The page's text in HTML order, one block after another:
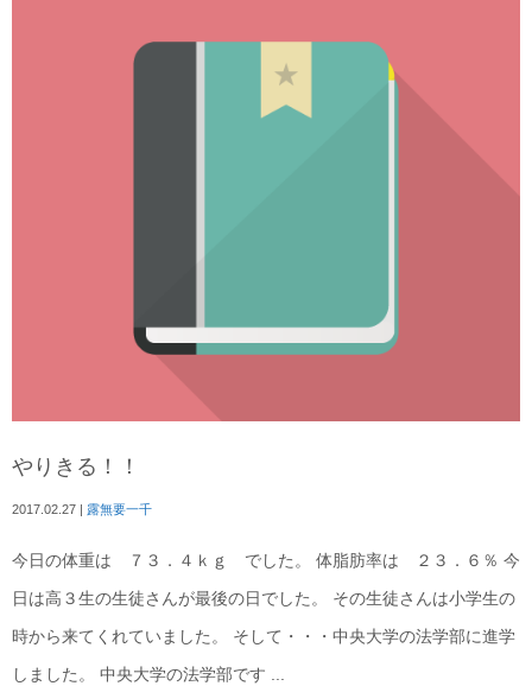
やりきる！！
2017.02.27 | 露無要一千
今日の体重は ７３．４ｋｇ でした。 体脂肪率は ２３．６％ 今
日は高３生の生徒さんが最後の日でした。 その生徒さんは小学生の
時から来てくれていました。 そして・・・中央大学の法学部に進学
しました。 中央大学の法学部です ...